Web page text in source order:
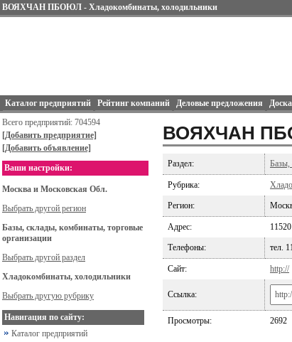
ВОЯХЧАН ПБОЮЛ - Хладокомбинаты, холодильники
Каталог предприятий Рейтинг компаний Деловые предложения
Всего предприятий: 704594
[Добавить предприятие]
[Добавить объявление]
Ваши настройки:
Москва и Московская Обл.
Выбрать другой регион
Базы, склады, комбинаты, торговые
организации
Выбрать другой раздел
Хладокомбинаты, холодильники
Выбрать другую рубрику
Навигация по сайту:
Каталог предприятий
ВОЯХЧАН
Раздел: Базы,
Рубрика:
Регион:
Адрес:
Телефоны: тел.
Сайт: http://
Ссылка:
Просмотры: 2692